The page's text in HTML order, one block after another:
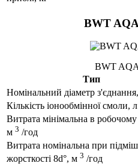
BWT
BWT
Тип
Номінальний діаметр
Кількість іонообмінної смоли, л
Витрата мінімальна в
м 3 /год
Витрата номінальна при
жорсткості 8d°, м 3 /год